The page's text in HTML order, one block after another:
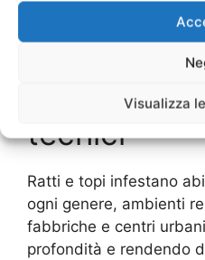
Visualizza
Interventi di
Castel
tecnici
Ratti e topi infestano
ogni genere, ambienti
fabbriche e centri
profondità e rendendo